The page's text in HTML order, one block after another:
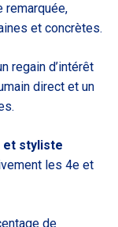
remarquée,
et concrètes.
regain d’intérêt
direct et un
styliste
les 4e et
de